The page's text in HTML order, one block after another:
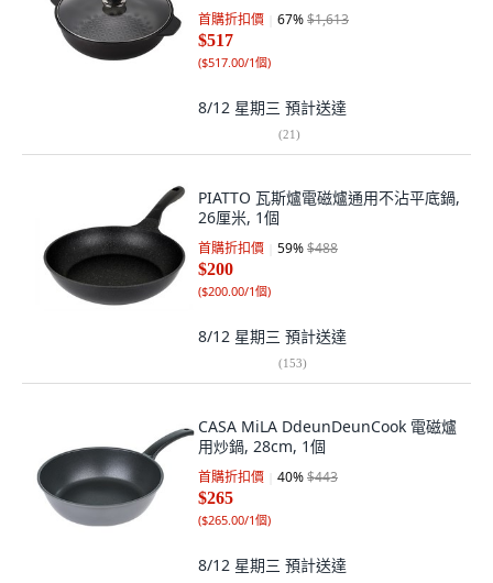
首購折扣價 67%$1,613
$517
($517.00/1個)
8/12 星期三 預計送達
(21)
PIATTO 瓦斯爐電磁爐通用不沾平底鍋,
26厘米, 1個
首購折扣價 59%$488
$200
($200.00/1個)
8/12 星期三 預計送達
(153)
CASA MiLA DdeunDeunCook 電磁爐
用炒鍋, 28cm, 1個
首購折扣價 40%$443
$265
($265.00/1個)
8/12 星期三 預計送達